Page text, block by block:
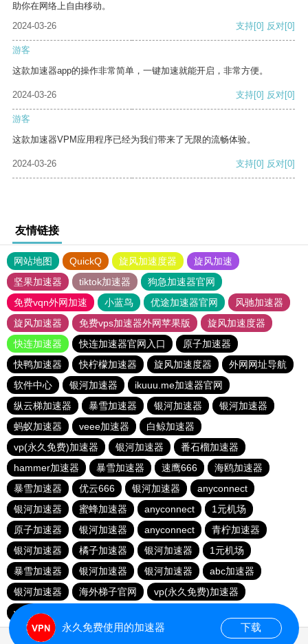
助你在网络上自由移动。
2024-03-26
支持[0] 反对[0]
游客
这款加速器app的操作非常简单，一键加速就能开启，非常方便。
2024-03-26 支持[0] 反对[0]
游客
这款加速器VPM应用程序已经为我们带来了无限的流畅体验。
2024-03-26 支持[0] 反对[0]
友情链接
网站地图 QuickQ 旋风加速度器
旋风加速
坚果加速器
tiktok加速器
狗急加速器官网
免费vqn外网加速
小蓝鸟 优途加速器官网
风驰加速器
旋风加速器
免费vps加速器外网苹果版
旋风加速度器
快连加速器
快连加速器官网入口
原子加速器
快鸭加速器
快柠檬加速器 旋风加速度器
外网网址导航
软件中心
银河加速器
ikuuu.me加速器官网
纵云梯加速器
暴雪加速器 银河加速器
银河加速器
蚂蚁加速器
veee加速器
白鲸加速器
vp(永久免费)加速器
银河加速器
番石榴加速器
hammer加速器
暴雪加速器 速鹰666
海鸥加速器
暴雪加速器
优云666 银河加速器
anyconnect
银河加速器
蜜蜂加速器 anyconnect
1元机场
原子加速器
银河加速器 anyconnect
青柠加速器
银河加速器
橘子加速器 银河加速器
1元机场
暴雪加速器
银河加速器 银河加速器
abc加速器
银河加速器
海外梯子官网
vp(永久免费)加速器
vp(永久免费)加速器
永久免费使用的加速器 下载